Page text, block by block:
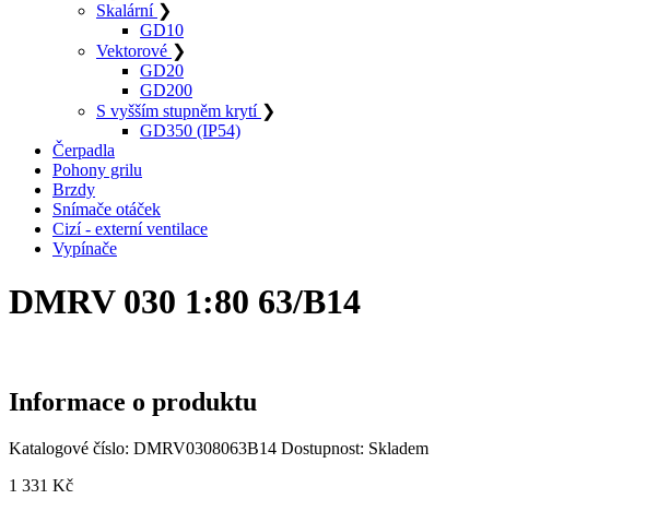
Skalární ❯
GD10
Vektorové ❯
GD20
GD200
S vyšším stupněm krytí ❯
GD350 (IP54)
Čerpadla
Pohony grilu
Brzdy
Snímače otáček
Cizí - externí ventilace
Vypínače
DMRV 030 1:80 63/B14
Informace o produktu
Katalogové číslo: DMRV0308063B14 Dostupnost: Skladem
1 331 Kč